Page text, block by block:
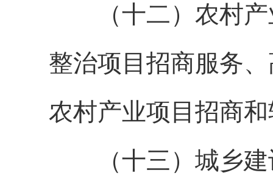
（十二） 农村
整治项目招商服务
农村产业项目招商
（十三）城乡